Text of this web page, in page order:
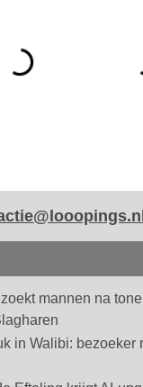
mannen na
in Walibi: bezoeker